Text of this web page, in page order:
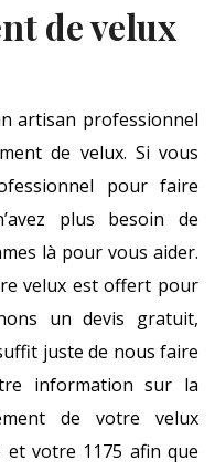
de velux
artisan professionnel
de velux. Si vous
pour faire
plus besoin de
là pour vous aider.
velux est offert pour
un devis gratuit,
juste de nous faire
information sur la
de votre velux
et votre 1175 afin que